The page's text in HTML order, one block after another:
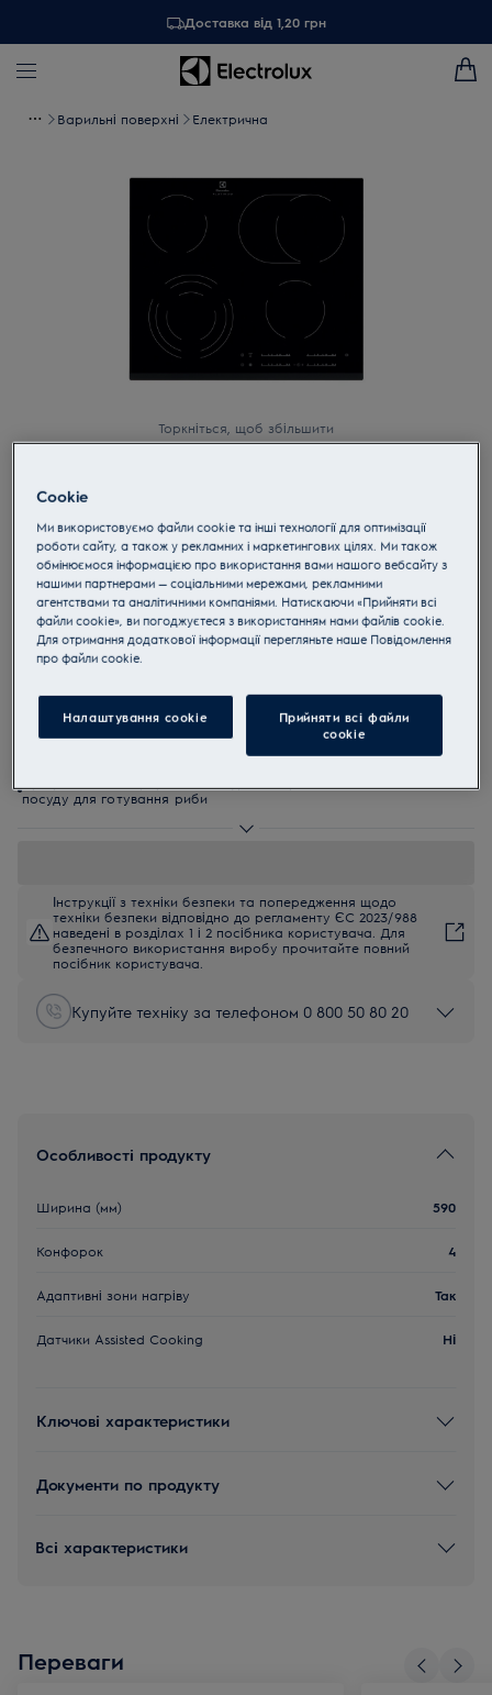
Доставка від 1,20 грн
Варильні поверхні Електрична
Торкніться, щоб збільшити
Електрична варильна поверхня
EHF96547FK Поверхня Radiant 60
см
4.9 (480)
Переваги
Інтуїтивно зрозумілий інтерфейс з сенсорним управлінням -
прямий контроль нагріву
DirectAccess – інтуїтивно зрозуміле керування дотиком чи плавним
посуду для готування риби
Інструкції з техніки безпеки та попередження щодо
техніки безпеки відповідно до регламенту ЄС 2023/988
наведені в розділах 1 і 2 посібника користувача. Для
безпечного використання виробу прочитайте повний
посібник користувача.
Купуйте техніку за телефоном 0 800 50 80 20
Особливості продукту
Ширина (мм) 590
Конфорок 4
Адаптивні зони нагріву Так
Датчики Assisted Cooking Ні
Ключові характеристики
Документи по продукту
Всі характеристики
Переваги
Cookie
Ми використовуємо файли cookie та інші технології для оптимізації
роботи сайту, а також у рекламних і маркетингових цілях. Ми також
обмінюємося інформацією про використання вами нашого вебсайту з
нашими партнерами — соціальними мережами, рекламними
агентствами та аналітичними компаніями. Натискаючи «Прийняти всі
файли cookie», ви погоджуєтеся з використанням нами файлів cookie.
Для отримання додаткової інформації перегляньте наше Пoвідомлення
прo файли cookie.
Налаштування cookie
Прийняти всі файли
сookie